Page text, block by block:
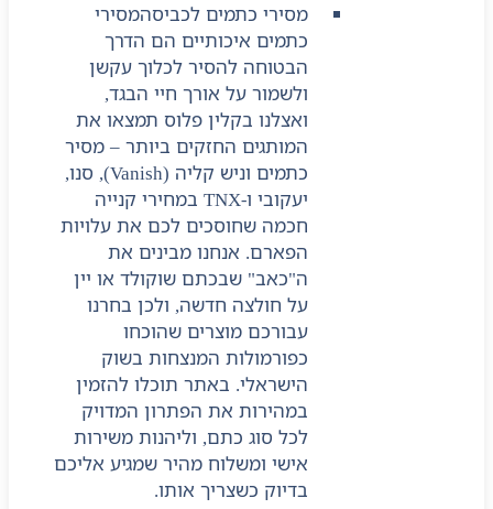
מסירי כתמים לכביסהמסירי
כתמים איכותיים הם הדרך
הבטוחה להסיר לכלוך עקשן
ולשמור על אורך חיי הבגד,
ואצלנו בקלין פלוס תמצאו את
המותגים החזקים ביותר – מסיר
כתמים וניש קליה (Vanish), סנו,
יעקובי ו-TNX במחירי קנייה
חכמה שחוסכים לכם את עלויות
הפארם. אנחנו מבינים את
ה"כאב" שבכתם שוקולד או יין
על חולצה חדשה, ולכן בחרנו
עבורכם מוצרים שהוכחו
כפורמולות המנצחות בשוק
הישראלי. באתר תוכלו להזמין
במהירות את הפתרון המדויק
לכל סוג כתם, וליהנות משירות
אישי ומשלוח מהיר שמגיע אליכם
בדיוק כשצריך אותו.